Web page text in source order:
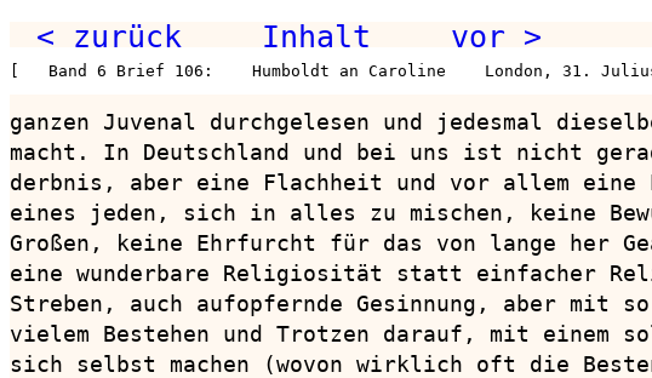
< zurück Inhalt vor >
[   Band 6 Brief 106:    Humboldt an Caroline    London, 31.
ganzen Juvenal durchgelesen und jedesmal
macht. In Deutschland und bei uns ist nicht
derbnis, aber eine Flachheit und vor allem
eines jeden, sich in alles zu mischen, keine
Großen, keine Ehrfurcht für das von lange her
eine wunderbare Religiosität statt einfacher
Streben, auch aufopfernde Gesinnung, aber mit
vielem Bestehen und Trotzen darauf, mit einem
sich selbst machen (wovon wirklich oft die